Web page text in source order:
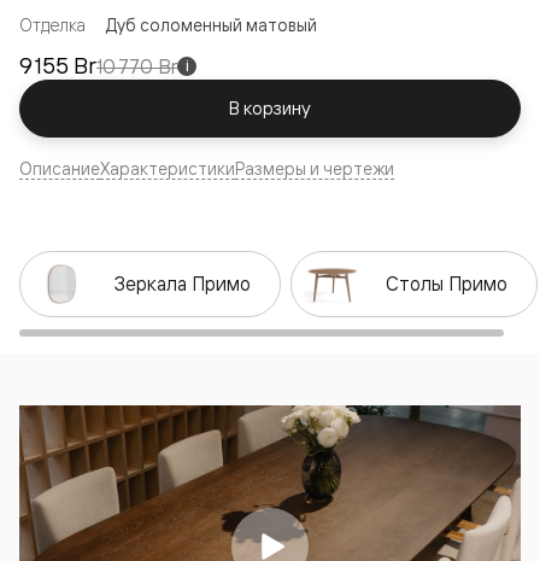
Отделка Дуб соломенный матовый
9 155 Br10 770 Br i
В корзину
ОписаниеХарактеристикиРазмеры и чертежи
Зеркала Примо Столы Примо